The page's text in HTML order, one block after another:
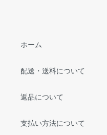
ホーム
配送・送料について
返品について
支払い方法について